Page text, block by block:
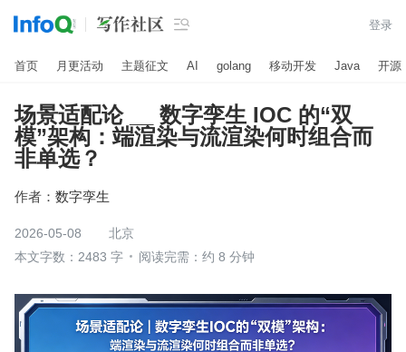
 登录
首页 月更活动 主题征文 AI golang 移动开发 Java 开源
场景适配论 __ 数字孪生 IOC 的“双
模”架构：端渲染与流渲染何时组合而
非单选？
作者： 数字孪生
2026-05-08
北京
本文字数：2483 字
阅读完需：约 8 分钟